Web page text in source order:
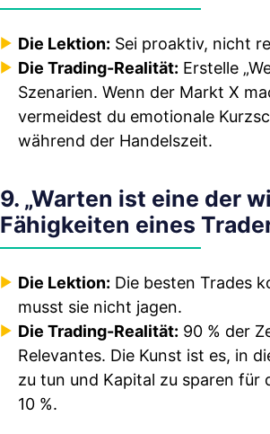
Die Lektion: Sei proaktiv, nicht
Die Trading-Realität: Erstelle
Szenarien. Wenn der Markt X
vermeidest du emotionale
während der Handelszeit.
9. „Warten ist eine der
Fähigkeiten eines
Die Lektion: Die besten Trades
musst sie nicht jagen.
Die Trading-Realität: 90 % der
Relevantes. Die Kunst ist es, in
zu tun und Kapital zu sparen für
10 %.